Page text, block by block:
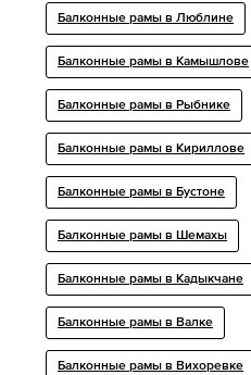
Балконные рамы в Люблине
Балконные рамы в Камышлове
Балконные рамы в Рыбнике
Балконные рамы в Кириллове
Балконные рамы в Бустоне
Балконные рамы в Шемахы
Балконные рамы в Кадыкчане
Балконные рамы в Валке
Балконные рамы в Вихоревке